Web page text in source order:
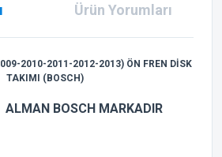
Ürün Yorumları
2010-2011-2012-2013) ÖN FREN DİSK
TAKIMI (BOSCH)
BOSCH MARKADIR